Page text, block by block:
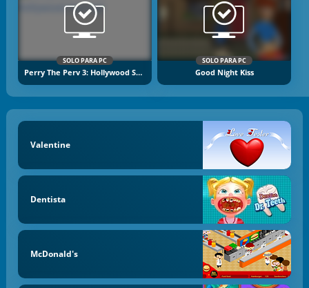
SOLO PARA PC
Perry The Perv 3: Hollywood Staring!
SOLO PARA PC
Good Night Kiss
Valentine
Dentista
McDonald's